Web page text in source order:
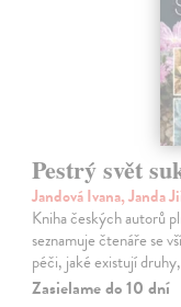
Pestrý svět
Jandová Ivana, Janda
Kniha českých autorů
seznamuje čtenáře se
péči, jaké existují
Zasielame do 10 dní